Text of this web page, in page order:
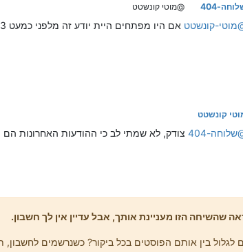
404 @מוטי קונשטט
מוטי-קונשטט אם היו מפתחים היית יודע זה מלפני כמעט 3 שנים
קונשטט
שלוחה-404 צודק, לא שמתי לב כי ההודעות האחרונות הם
שהשיחה הזו מעניינת אותך, אבל עדיין אין לך חשבון.
לגלול בין אותם הפוסטים בכל ביקור? כשנרשמים לחשבון,